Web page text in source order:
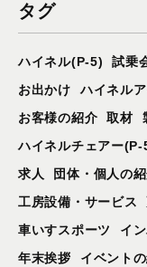
タグ
ハイネル(P-5) 試乗
お出かけ
ハイネル
お客様の紹介
取材
ハイネルチェアー
求人
団体・個人の
工房設備・サービス
車いすスポーツ
イ
年末挨拶
イベント